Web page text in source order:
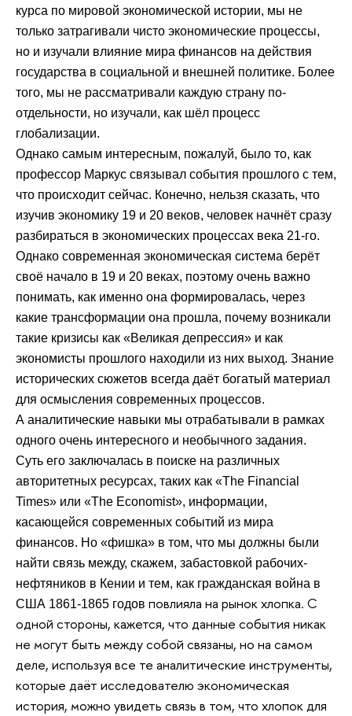
курса по мировой экономической истории, мы не
только затрагивали чисто экономические процессы,
но и изучали влияние мира финансов на действия
государства в социальной и внешней политике. Более
того, мы не рассматривали каждую страну по-
отдельности, но изучали, как шёл процесс
глобализации.
Однако самым интересным, пожалуй, было то, как
профессор Маркус связывал события прошлого с тем,
что происходит сейчас. Конечно, нельзя сказать, что
изучив экономику 19 и 20 веков, человек начнёт сразу
разбираться в экономических процессах века 21-го.
Однако современная экономическая система берёт
своё начало в 19 и 20 веках, поэтому очень важно
понимать, как именно она формировалась, через
какие трансформации она прошла, почему возникали
такие кризисы как «Великая депрессия» и как
экономисты прошлого находили из них выход. Знание
исторических сюжетов всегда даёт богатый материал
для осмысления современных процессов.
А аналитические навыки мы отрабатывали в рамках
одного очень интересного и необычного задания.
Суть его заключалась в поиске на различных
авторитетных ресурсах, таких как «The Financial
Times» или «The Economist», информации,
касающейся современных событий из мира
финансов. Но «фишка» в том, что мы должны были
найти связь между, скажем, забастовкой рабочих-
нефтяников в Кении и тем, как гражданская война в
США 1861-1865 годов повлияла на рынок хлопка. С
одной стороны, кажется, что данные события никак
не могут быть между собой связаны, но на самом
деле, используя все те аналитические инструменты,
которые даёт исследователю экономическая
история, можно увидеть связь в том, что хлопок для